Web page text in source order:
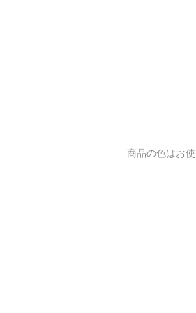
商品の色はお